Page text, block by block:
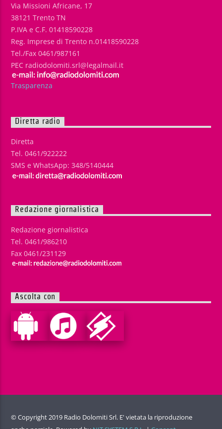
Via Missioni Africane, 17
38121 Trento TN
P.IVA e C.F. 01418590228
Reg. Imprese di Trento n.01418590228
Tel./Fax 0461/987161
PEC radiodolomiti.srl@legalmail.it
Trasparenza
Diretta radio
Diretta
Tel. 0461/922222
SMS e WhatsApp: 348/5140444
Redazione giornalistica
Redazione giornalistica
Tel. 0461/986210
Fax 0461/231129
Ascolta con
© Copyright 2019 Radio Dolomiti Srl. E' vietata la riproduzione